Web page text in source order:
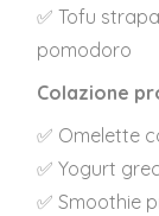
✅ Tofu
pomodoro
Colazione
✅ Omelette
✅ Yogurt
✅ Smoothie